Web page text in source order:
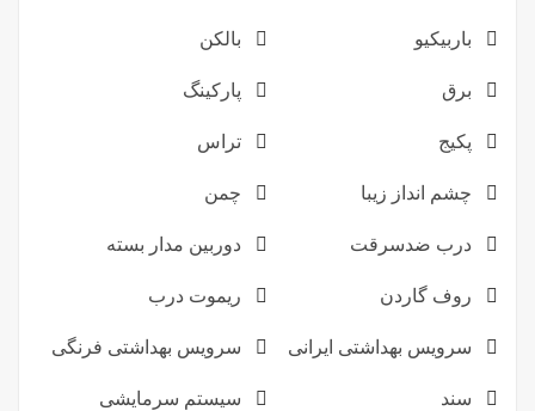
باربیکیو بالکن
برق پارکینگ
پکیج تراس
چشم انداز زیبا چمن
درب ضدسرقت دوربین مدار بسته
روف گاردن ریموت درب
سرویس بهداشتی ایرانی سرویس بهداشتی فرنگی
سند سیستم سرمایشی